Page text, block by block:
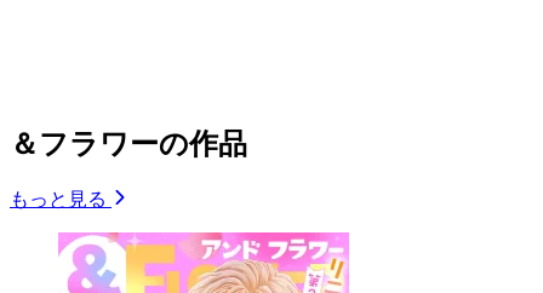
＆フラワーの作品
もっと見る